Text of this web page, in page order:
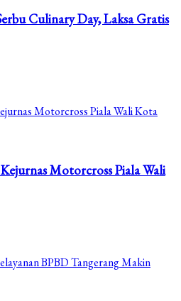
Culinary Day, Laksa Gratis
Motorcross Piala Wali